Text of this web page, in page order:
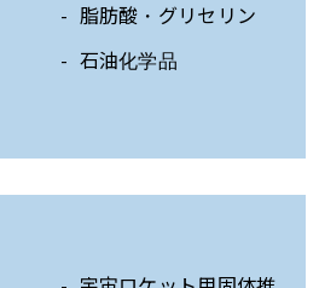
脂肪酸・グリセリン
石油化学品